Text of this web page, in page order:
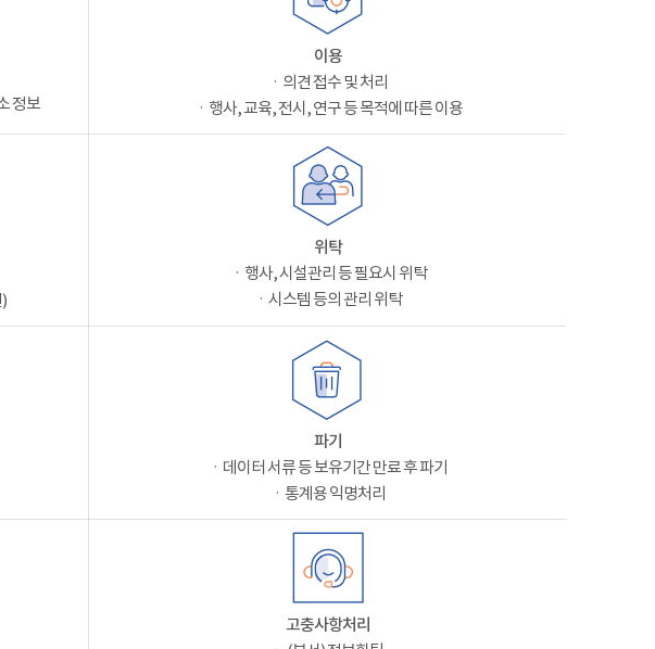
정보
이용
ㆍ의견 접수 및 처리
ㆍ행사, 교육, 전시, 연구 등 목적에 따른 이용
위탁
ㆍ행사, 시설관리 등 필요시 위탁
ㆍ시스템 등의 관리 위탁
파기
ㆍ데이터 서류 등 보유기간 만료 후 파기
ㆍ통계용 익명처리
고충사항처리